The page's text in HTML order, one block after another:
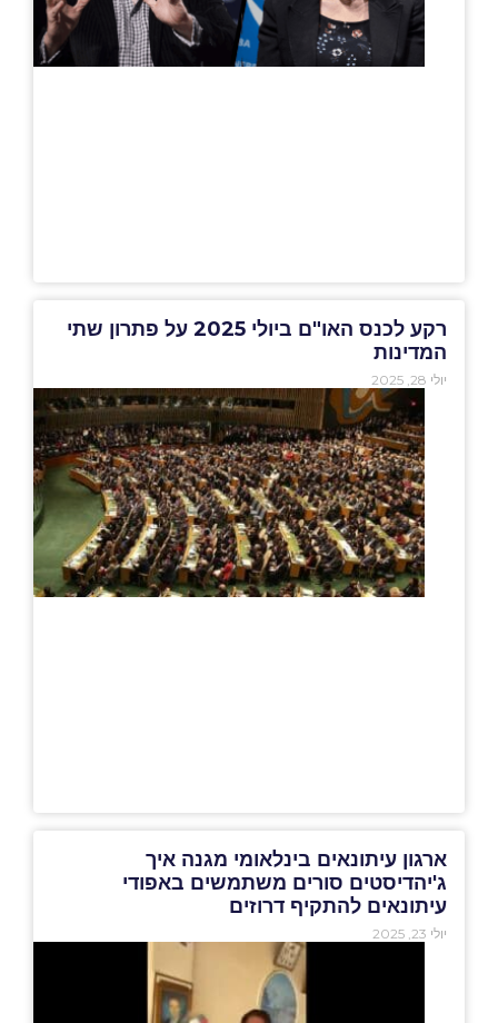
רקע לכנס האו"ם ביולי 2025 על פתרון שתי
המדינות
יולי 28, 2025
ארגון עיתונאים בינלאומי מגנה איך
ג'יהדיסטים סורים משתמשים באפודי
עיתונאים להתקיף דרוזים
יולי 23, 2025